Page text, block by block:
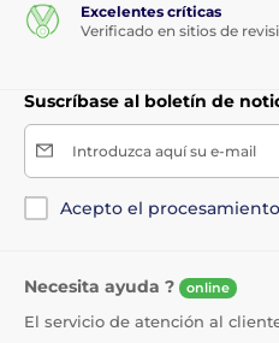
Excelentes críticas
Verificado en sitios de
Suscríbase al boletín de
Introduzca aquí su e-mail
Acepto el
Necesita ayuda ? online
El servicio de atención al